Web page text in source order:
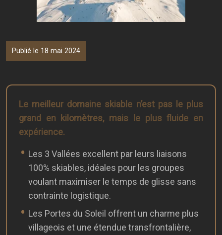
Publié le 18 mai 2024
Le meilleur domaine skiable n’est pas le plus
grand en kilomètres, mais le plus fluide en
expérience.
Les 3 Vallées excellent par leurs liaisons
100% skiables, idéales pour les groupes
voulant maximiser le temps de glisse sans
contrainte logistique.
Les Portes du Soleil offrent un charme plus
villageois et une étendue transfrontalière,